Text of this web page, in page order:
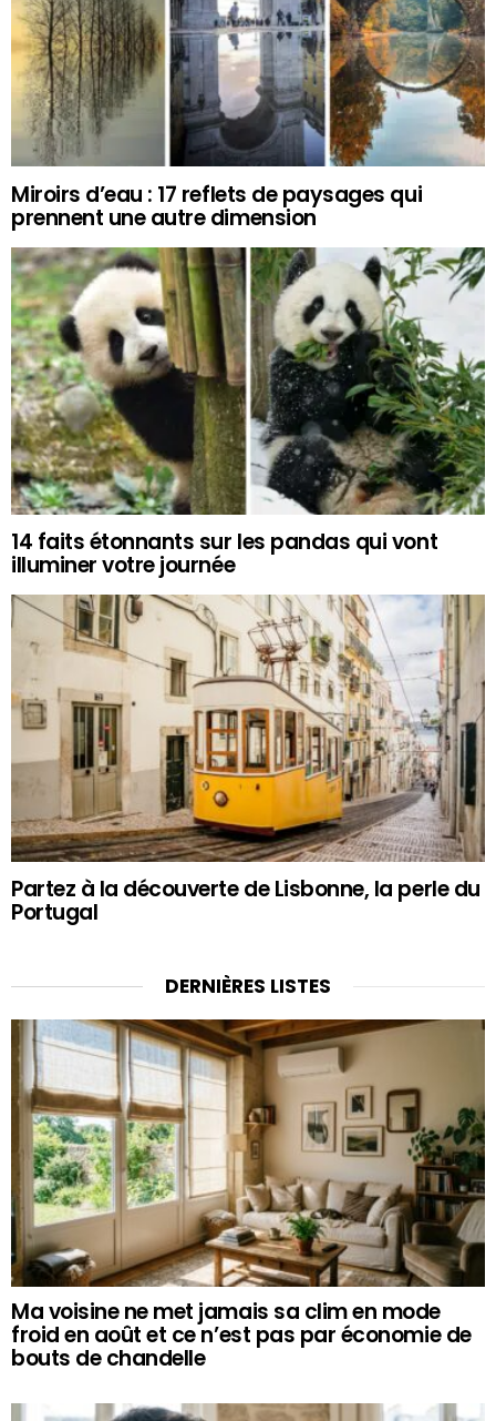
Miroirs d’eau : 17 reflets de paysages qui
prennent une autre dimension
14 faits étonnants sur les pandas qui vont
illuminer votre journée
Partez à la découverte de Lisbonne, la perle du
Portugal
DERNIÈRES LISTES
Ma voisine ne met jamais sa clim en mode
froid en août et ce n’est pas par économie de
bouts de chandelle